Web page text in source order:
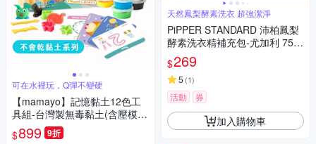
可在水裡玩，Q彈不變硬
【mamayo】記憶黏土12色工
具組-台灣製無毒黏土(含壓模、
牌卡、擬人配件組、操作手冊)
$899 9折
天然鳳梨酵素洗衣 超強潔淨
PiPPER STANDARD 沛柏鳳梨
酵素洗衣精補充包-尤加利 750
ml
$269
5 (1)
活動 券
加入購物車